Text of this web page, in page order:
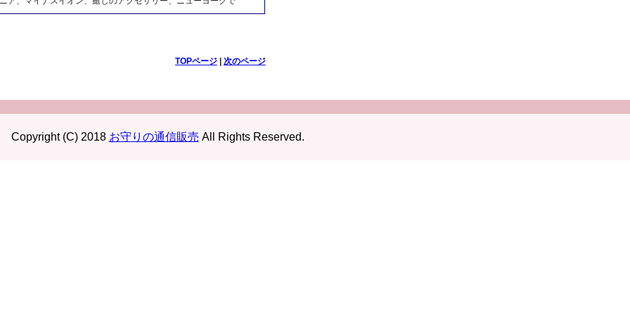
TOPページ| 次のページ
Copyright (C) 2018 お守りの通信販売 All Rights Reserved.